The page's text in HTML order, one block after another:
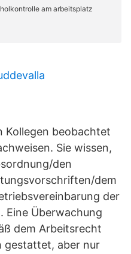
Kollegen beobachtet
Sie wissen,
den
dem
der
Eine Überwachung
dem Arbeitsrecht
gestattet, aber nur